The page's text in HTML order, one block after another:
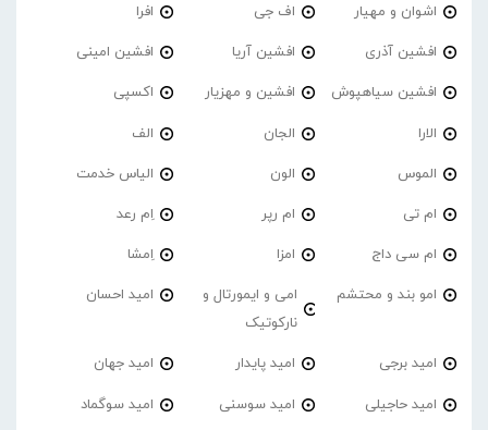
اشوان و مهیار اف جی افرا
افشین آذری افشین آریا افشین امینی
افشین سیاهپوش افشین و مهزیار اکسپی
الارا الجان الف
الموس الون الیاس خدمت
ام تی ام رپر اِم رعد
ام سی داج امزا اِمشا
امو بند و محتشم
امی و ایمورتال و
نارکوتیک
امید احسان
امید برجی امید پایدار امید جهان
امید حاجیلی امید سوسنی امید سوگماد